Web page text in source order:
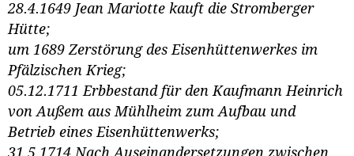
28.4.1649 Jean Mariotte kauft die Stromberger
Hütte;
um 1689 Zerstörung des Eisenhüttenwerkes im
Pfälzischen Krieg;
05.12.1711 Erbbestand für den Kaufmann Heinrich
von Außem aus Mühlheim zum Aufbau und
Betrieb eines Eisenhüttenwerks;